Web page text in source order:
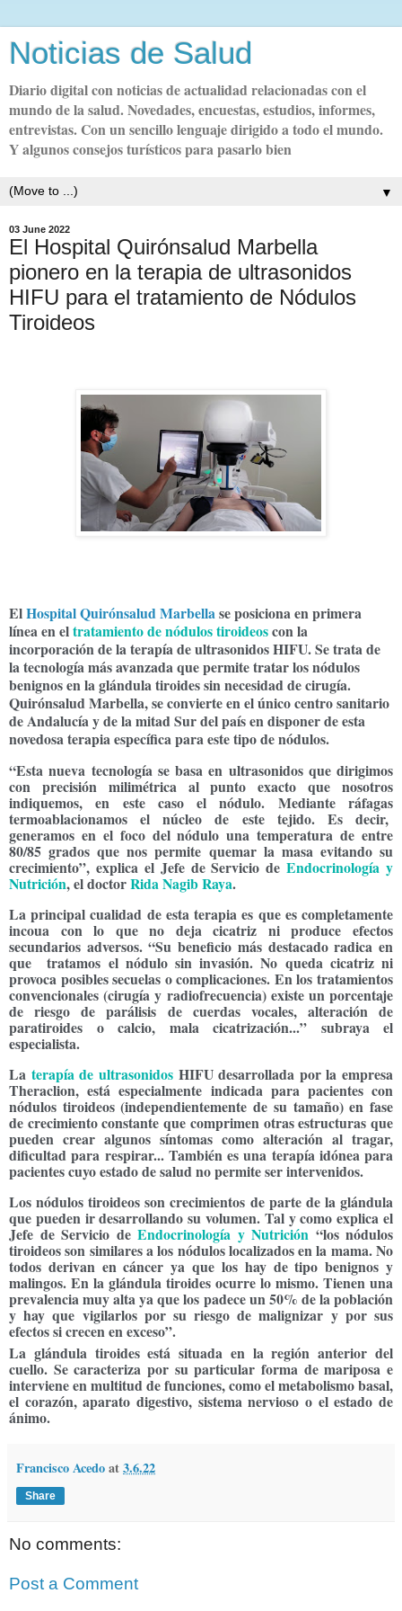
Noticias de Salud
Diario digital con noticias de actualidad relacionadas con el
mundo de la salud. Novedades, encuestas, estudios, informes,
entrevistas. Con un sencillo lenguaje dirigido a todo el mundo.
Y algunos consejos turísticos para pasarlo bien
▼
03 June 2022
El Hospital Quirónsalud Marbella
pionero en la terapia de ultrasonidos
HIFU para el tratamiento de Nódulos
Tiroideos
ElHospital Quirónsalud Marbellase posiciona en primera
línea en eltratamiento de nódulos tiroideoscon la
incorporación de la terapía de ultrasonidos HIFU. Se trata de
la tecnología más avanzada que permite tratar los nódulos
benignos en la glándula tiroides sin necesidad de cirugía.
Quirónsalud Marbella, se convierte en el único centro sanitario
de Andalucía y de la mitad Sur del país en disponer de esta
novedosa terapia específica para este tipo de nódulos.
“Esta nueva tecnología se basa en ultrasonidos que dirigimos
con precisión milimétrica al punto exacto que nosotros
indiquemos, en este caso el nódulo. Mediante ráfagas
termoablacionamos el núcleo de este tejido. Es decir,
generamos en el foco del nódulo una temperatura de entre
80/85 grados que nos permite quemar la masa evitando su
crecimiento”, explica el Jefe de Servicio deEndocrinología y
Nutrición,el doctorRida Nagib Raya.
La principal cualidad de esta terapia es que es completamente
incoua con lo que no deja cicatriz ni produce efectos
secundarios adversos. “Su beneficio más destacado radica en
que tratamos el nódulo sin invasión. No queda cicatriz ni
provoca posibles secuelas o complicaciones. En los tratamientos
convencionales (cirugía y radiofrecuencia) existe un porcentaje
de riesgo de parálisis de cuerdas vocales, alteración de
paratiroides o calcio, mala cicatrización...” subraya el
especialista.
La terapía de ultrasonidosHIFU desarrollada por la empresa
Theraclion, está especialmente indicada para pacientes con
nódulos tiroideos (independientemente de su tamaño) en fase
de crecimiento constante que comprimen otras estructuras que
pueden crear algunos síntomas como alteración al tragar,
dificultad para respirar... También es una terapía idónea para
pacientes cuyo estado de salud no permite ser intervenidos.
Los nódulos tiroideos son crecimientos de parte de la glándula
que pueden ir desarrollando su volumen. Tal y como explica el
Jefe de Servicio de Endocrinología y Nutrición “los nódulos
tiroideos son similares a los nódulos localizados en la mama. No
todos derivan en cáncer ya que los hay de tipo benignos y
malingos. En la glándula tiroides ocurre lo mismo. Tienen una
prevalencia muy alta ya que los padece un 50% de la población
y hay que vigilarlos por su riesgo de malignizar y por sus
efectos si crecen en exceso”.
La glándula tiroides está situada en la región anterior del
cuello. Se caracteriza por su particular forma de mariposa e
interviene en multitud de funciones, como el metabolismo basal,
el corazón, aparato digestivo, sistema nervioso o el estado de
ánimo.
Francisco Acedoat3.6.22
Share
No comments:
Post a Comment